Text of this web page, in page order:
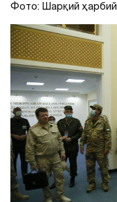
Фото: Шарқий ҳарбий